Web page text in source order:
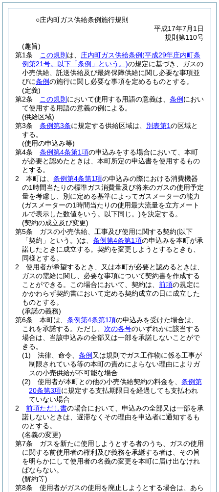
○庄内町ガス供給条例施行規則
平成17年7月1日
規則第110号
(趣旨)
第1条
この規則 は、 庄内町ガス供給条例(平成29年庄内町条
例第21号。以下「条例」という。)の規定に基づき、ガスの
小売供給、託送供給及び最終保障供給に関し必要な事項並
びに条例の施行に関し必要な事項を定めるものとする。
(定義)
第2条
この規則 において使用する用語の意義は、 条例 におい
て使用する用語の意義の例による。
(供給区域)
第3条
条例第3条に規定する供給区域は、 別表第1の区域と
する。
(使用の申込み等)
第4条
条例第4条第1項の申込みをする場合において、本町
が必要と認めたときは、本町所定の申込書を使用するもの
とする。
2
本町は、 条例第4条第1項の申込みの際における消費機器
の1時間当たりの標準ガス消費量及び将来のガスの使用予定
量を考慮し、別に定める基準によってガスメーターの能力
(ガスメーターの1時間当たりの使用最大流量を立方メート
ルで表示した数値をいう。以下同じ。)を決定する。
(契約の成立及び変更)
第5条
ガスの小売供給、工事及び使用に関する契約(以下
「契約」という。)は、 条例第4条第1項の申込みを本町が承
諾したときに成立する。 契約を変更しようとするときも、
同様とする。
2
使用者が希望するとき、又は本町が必要と認めるときは、
ガスの需給に関し、必要な事項について契約書を作成する
ことができる。
この場合において、契約は、 前項の規定に
かかわらず契約書において定める契約成立の日に成立した
ものとする。
(承諾の義務)
第6条
本町は、 条例第4条第1項の申込みを受けた場合は、
これを承諾する。 ただし、 次の各号のいずれかに該当する
場合は、当該申込みの全部又は一部を承諾しないことがで
きる。
(1)
法律、命令、 条例 又は規則でガス工作物に係る工事が
制限されている等の本町の責めによらない理由によりガ
スの小売供給が不可能な場合
(2)
使用者が本町との他の小売供給契約の料金を、 条例第
20条第3項に規定する支払期限日を経過しても支払われ
ていない場合
2
前項ただし書の場合において、申込みの全部又は一部を承
諾しないときは、遅滞なくその理由を申込者に通知するも
のとする。
(名義の変更)
第7条
ガスを新たに使用しようとする者のうち、ガスの使用
に関する前使用者の権利及び義務を承継する者は、その旨
を明らかにして使用者の名義の変更を本町に届け出なけれ
ばならない。
(解約等)
第8条
使用者がガスの使用を廃止しようとする場合は、あら